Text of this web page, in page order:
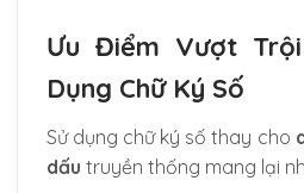
Ưu Điểm Vượt
Dụng Chữ Ký Số
Sử dụng chữ ký số thay cho
dấu truyền thống mang lại